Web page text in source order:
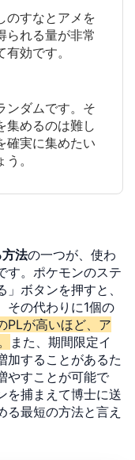
のすなとアメを
られる量が非常
効です。
ンダムです。そ
集めるのは難し
確実に集めたい
。
法の一つが、使わ
す。ポケモンのステ
ボタンを押すと、
その代わりに1個の
PLが高いほど、ア
また、期間限定イ
加することがあるた
やすことが可能で
を捕まえて博士に送
る最短の方法と言え